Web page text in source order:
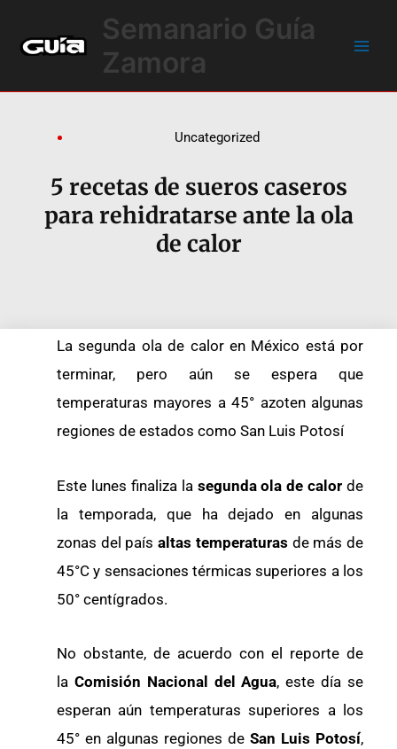
contenido
Semanario Guía
Zamora
Uncategorized
5 recetas de sueros caseros
para rehidratarse ante la ola
de calor
La segunda ola de calor en México está por
terminar, pero aún se espera que
temperaturas mayores a 45° azoten algunas
regiones de estados como San Luis Potosí
Este lunes finaliza la segunda ola de calor de
la temporada, que ha dejado en algunas
zonas del país altas temperaturas de más de
45°C y sensaciones térmicas superiores a los
50° centígrados.
No obstante, de acuerdo con el reporte de
la Comisión Nacional del Agua, este día se
esperan aún temperaturas superiores a los
45° en algunas regiones de San Luis Potosí,